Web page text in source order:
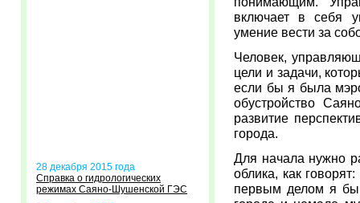
28 декабря 2015 года
Справка о гидрологических
режимах Саяно-Шушенской ГЭС
включает в себя
умение вести за
Человек,
цели и задачи,
если бы я была
обустройство
развитие
города.
Для начала нужно
облика, как
первым делом я бы